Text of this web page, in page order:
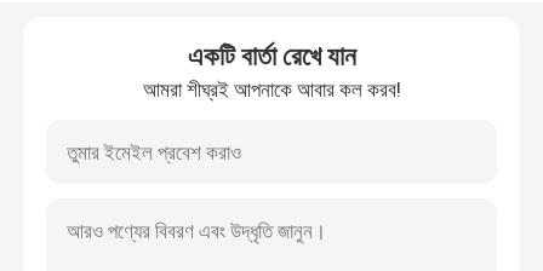
মোটরক্রস রেসিং গগলস
Polarized ক্রীড়া সানগ্লাস
শিল্প নিরাপত্তা গগলস
একটি বার্তা রেখে যান
আমরা শীঘ্রই আপনাকে আবার কল করব!